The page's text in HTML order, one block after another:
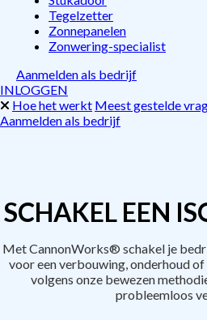
Tegelzetter
Zonnepanelen
Zonwering-specialist
Aanmelden als bedrijf
INLOGGEN
Hoe het werkt Meest gestelde
Aanmelden als bedrijf
SCHAKEL EEN
Met CannonWorks® schakel je
voor een verbouwing, onderhoud
volgens onze bewezen
probleemloos